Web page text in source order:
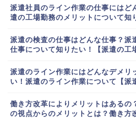
派遣社員のライン作業の仕事にはど
遣の工場勤務のメリットについて知
派遣の検査の仕事はどんな仕事？派
仕事について知りたい！【派遣の工
派遣のライン作業にはどんなデメリ
い！派遣のライン作業について【派
働き方改革によりメリットはあるの
の視点からのメリットとは？働き方